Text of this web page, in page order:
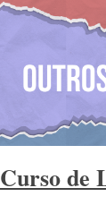
Curso de